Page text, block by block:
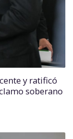
y ratificó
soberano